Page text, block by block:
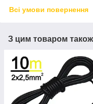
Всі умови повернення
З цим товаром